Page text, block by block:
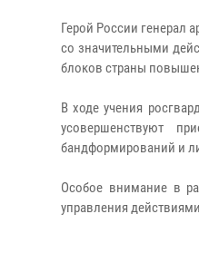
Герой России генерал
со значительными
блоков страны
В ходе учения
усовершенствуют
бандформирований и
Особое внимание в
управления